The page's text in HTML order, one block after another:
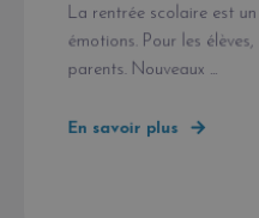
La rentrée scolaire est
émotions. Pour les
parents. Nouveaux ...
En savoir plus